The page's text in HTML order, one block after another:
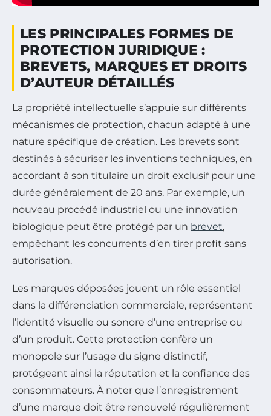
LES PRINCIPALES FORMES DE
PROTECTION JURIDIQUE :
BREVETS, MARQUES ET DROITS
D’AUTEUR DÉTAILLÉS
La propriété intellectuelle s’appuie sur différents
mécanismes de protection, chacun adapté à une
nature spécifique de création. Les brevets sont
destinés à sécuriser les inventions techniques, en
accordant à son titulaire un droit exclusif pour une
durée généralement de 20 ans. Par exemple, un
nouveau procédé industriel ou une innovation
biologique peut être protégé par un brevet,
empêchant les concurrents d’en tirer profit sans
autorisation.
Les marques déposées jouent un rôle essentiel
dans la différenciation commerciale, représentant
l’identité visuelle ou sonore d’une entreprise ou
d’un produit. Cette protection confère un
monopole sur l’usage du signe distinctif,
protégeant ainsi la réputation et la confiance des
consommateurs. À noter que l’enregistrement
d’une marque doit être renouvelé régulièrement